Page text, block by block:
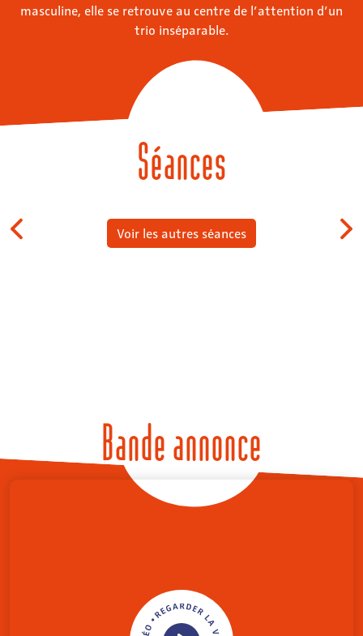
masculine, elle se retrouve au centre de l’attention d’un
trio inséparable.
Séances
Voir les autres séances
Bande annonce